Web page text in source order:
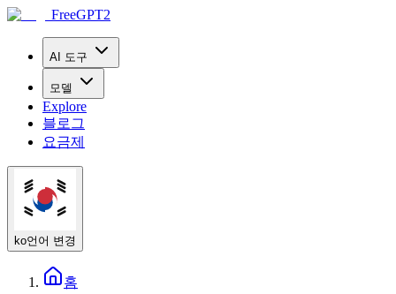
FreeGPT2
AI 도구
모델
Explore
블로그
요금제
ko언어 변경
홈